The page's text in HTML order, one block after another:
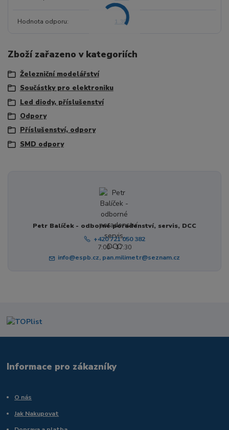
Hodnota odporu 1.3Ω
Zboží zařazeno v kategoriích
Železniční modelářství
Součástky pro elektroniku
Led diody, příslušenství
Odpory
Příslušenství, odpory
SMD odpory
Petr Balíček - odborné poradenství, servis, DCC
+420 721 050 382
7:00 - 17:30
info@espb.cz, pan.milimetr@seznam.cz
Informace pro zákazníky
O nás
Jak Nakupovat